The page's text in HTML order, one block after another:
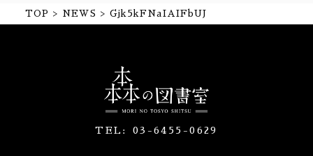
TOP NEWS Gjk5kFNaIAIFbUJ
TEL: 03-6455-0629